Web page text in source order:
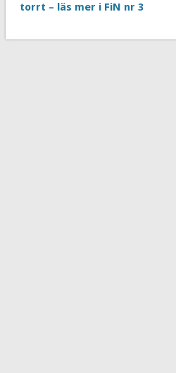
torrt – läs mer i FiN nr 3